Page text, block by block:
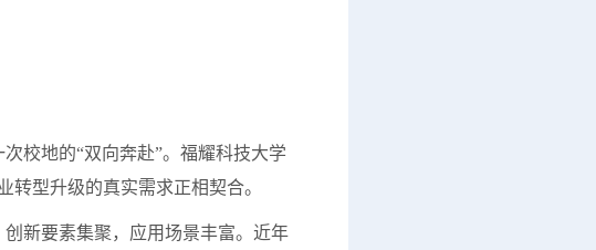
校地的“双向奔赴”。福耀科技大学
型升级的真实需求正相契合。
新要素集聚，应用场景丰富。近年